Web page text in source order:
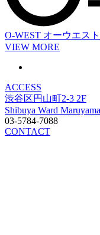
O-WEST オーウエスト
VIEW MORE
ACCESS
渋谷区円山町2-3 2F
Shibuya Ward
03-5784-7088
CONTACT